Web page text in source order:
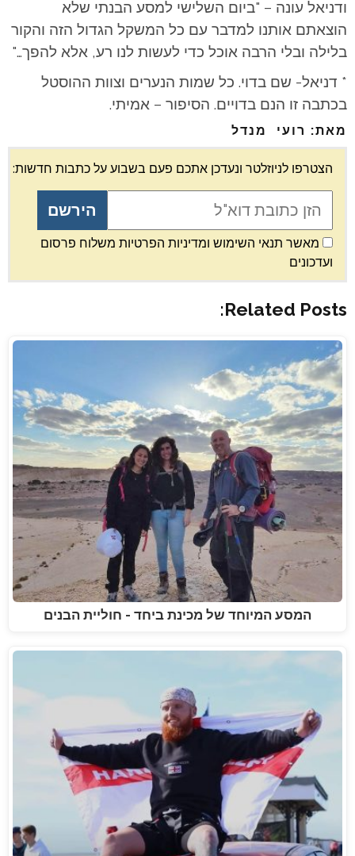
ודניאל עונה – "ביום השלישי למסע הבנתי שלא
הוצאתם אותנו למדבר עם כל המשקל הגדול הזה והקור
בלילה ובלי הרבה אוכל כדי לעשות לנו רע, אלא להפך…"
* דניאל- שם בדוי. כל שמות הנערים וצוות ההוסטל
בכתבה זו הנם בדויים. הסיפור – אמיתי.
מאת: רועי מנדל
הצטרפו לניוזלטר ונעדכן אתכם פעם בשבוע על כתבות חדשות:
מאשר תנאי השימוש ומדיניות הפרטיות משלוח פרסום
ועדכונים
Related Posts:
המסע המיוחד של מכינת ביחד - חוליית הבנים